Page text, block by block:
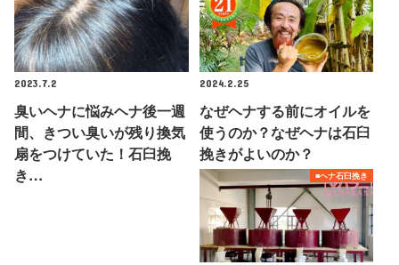
2023.7.2
臭いヘナに悩みヘナ後一週
間、きつい臭いが残り換気
扇をつけていた！石臼挽
き…
2024.2.25
なぜヘナする前にオイルを
使うのか？なぜヘナは石臼
挽きがよいのか？
■ヘナ石臼挽き